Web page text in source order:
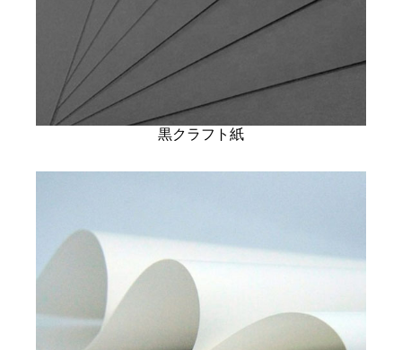
黒クラフト紙